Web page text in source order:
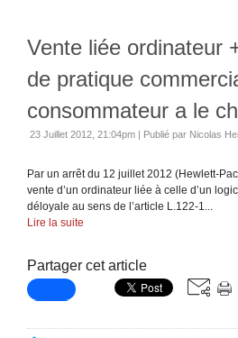
Vente liée ordinateur
de pratique
consommateur a le
23 Juillet 2012, 21:04pm | Publié par Nicolas
Par un arrêt du 12 juillet 2012 (Hewlett-
vente d’un ordinateur liée à celle d’un
déloyale au sens de l’article L.122-1...
Lire la suite
Partager cet article